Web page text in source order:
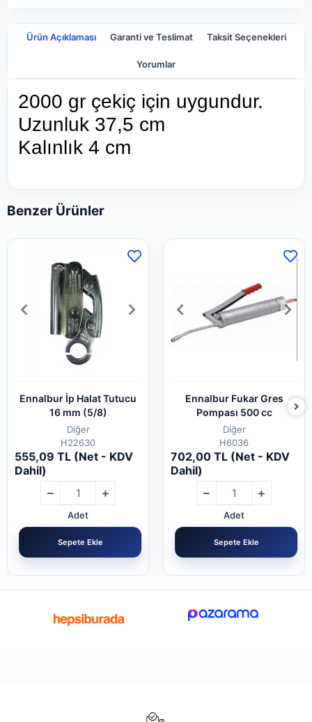
Ürün Açıklaması Garanti ve Teslimat Taksit Seçenekleri
Yorumlar
2000 gr çekiç için uygundur.
Uzunluk 37,5 cm
Kalınlık 4 cm
Benzer Ürünler
Ennalbur İp Halat Tutucu
16 mm (5/8)
Diğer
H22630
555,09 TL (Net - KDV
Dahil)
Adet
Sepete Ekle
Ennalbur Fukar Gres
Pompası 500 cc
Diğer
H6036
702,00 TL (Net - KDV
Dahil)
Adet
Sepete Ekle